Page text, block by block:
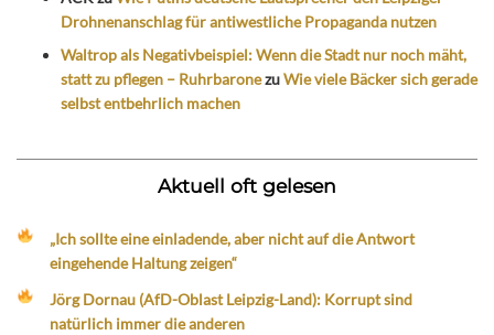
Drohnenanschlag für antiwestliche Propaganda nutzen
Waltrop als Negativbeispiel: Wenn die Stadt nur noch mäht,
statt zu pflegen – RuhrbaronezuWie viele Bäcker sich gerade
selbst entbehrlich machen
Aktuell oft gelesen
„Ich sollte eine einladende, aber nicht auf die Antwort
eingehende Haltung zeigen“
Jörg Dornau (AfD-Oblast Leipzig-Land): Korrupt sind
natürlich immer die anderen